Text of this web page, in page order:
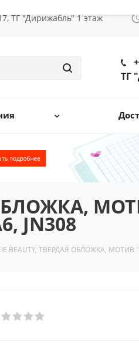
ТГ "Дирижабль" 1 этаж
ТГ
ОБЛОЖКА,
JN308
BEAUTY, ТВЕРДАЯ ОБЛОЖКА,